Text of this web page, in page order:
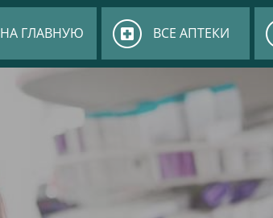
НА ГЛАВНУЮ ВСЕ АПТЕКИ